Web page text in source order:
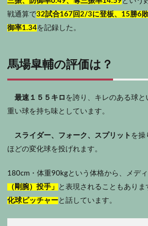
戦通算で32試合167回2/3に登板、15勝6
御率1.34を記録した。
馬場皐輔の評価は？
最速１５５キロ を誇り、キレのある球と
重い球を持ち味としています。
スライダー、フォーク、スプリット を操
ほどの変化球を投げれます。
180cm・体重90kgという体格から、メデ
（剛腕）投手」
と表現されることもありま
化球ピッチャーと話しています。